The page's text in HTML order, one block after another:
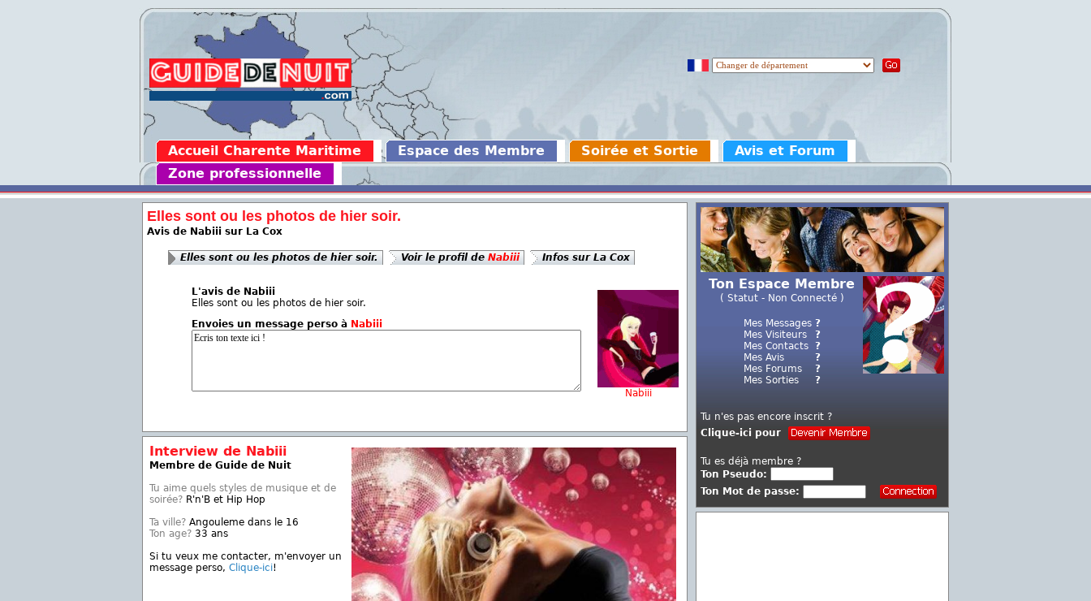
Accueil Charente Maritime Espace des Membre Soirée et Sortie
Avis et Forum
Zone professionnelle
Elles sont ou les photos de hier soir.
Avis de Nabiii sur La Cox
Elles sont ou les photos de hier soir. Voir le profil de Nabiii Infos sur La Cox
Nabiii
L'avis de Nabiii
Elles sont ou les photos de hier soir.
Envoies un message perso à Nabiii
Interview de Nabiii
Membre de Guide de Nuit
Tu aime quels styles de musique et de
soirée? R'n'B et Hip Hop
Ta ville? Angouleme dans le 16
Ton age? 33 ans
Si tu veux me contacter, m'envoyer un
message perso, Clique-ici!
Ton Espace Membre
( Statut - Non Connecté )
Mes Messages
Mes Visiteurs
Mes Contacts
Mes Avis
Mes Forums
Mes Sorties
?
?
?
?
?
?
Tu n'es pas encore inscrit ?
Clique-ici pour
Tu es déjà membre ?
Ton Pseudo:
Ton Mot de passe: